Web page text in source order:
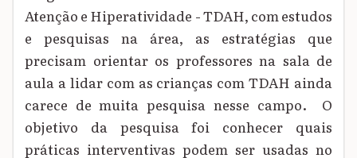
Atenção e Hiperatividade - TDAH, com estudos
e pesquisas na área, as estratégias que
precisam orientar os professores na sala de
aula a lidar com as crianças com TDAH ainda
carece de muita pesquisa nesse campo. O
objetivo da pesquisa foi conhecer quais
práticas interventivas podem ser usadas no